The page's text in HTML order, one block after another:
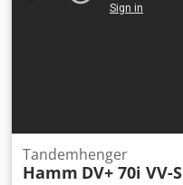
Tandemhenger
Hamm DV+ 70i VV-S